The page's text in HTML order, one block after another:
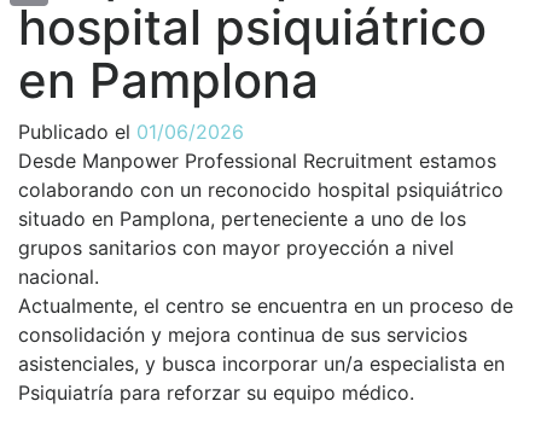
hospital psiquiátrico
en Pamplona
Publicado el 01/06/2026
Desde Manpower Professional Recruitment estamos
colaborando con un reconocido hospital psiquiátrico
situado en Pamplona, perteneciente a uno de los
grupos sanitarios con mayor proyección a nivel
nacional.
Actualmente, el centro se encuentra en un proceso de
consolidación y mejora continua de sus servicios
asistenciales, y busca incorporar un/a especialista en
Psiquiatría para reforzar su equipo médico.
Email